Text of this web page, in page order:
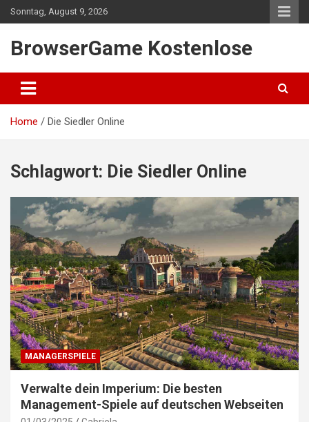
Skip
to
Sonntag, August 9, 2026
BrowserGame Kostenlose
Home Die Siedler Online
Schlagwort: Die Siedler Online
MANAGERSPIELE
Verwalte dein Imperium: Die besten
Management-Spiele auf deutschen Webseiten